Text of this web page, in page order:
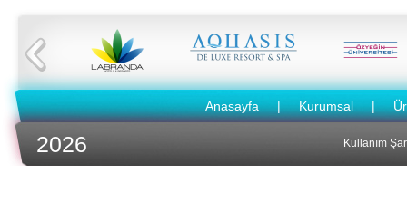
Anasayfa|Kurumsal|
2026 Kullanım